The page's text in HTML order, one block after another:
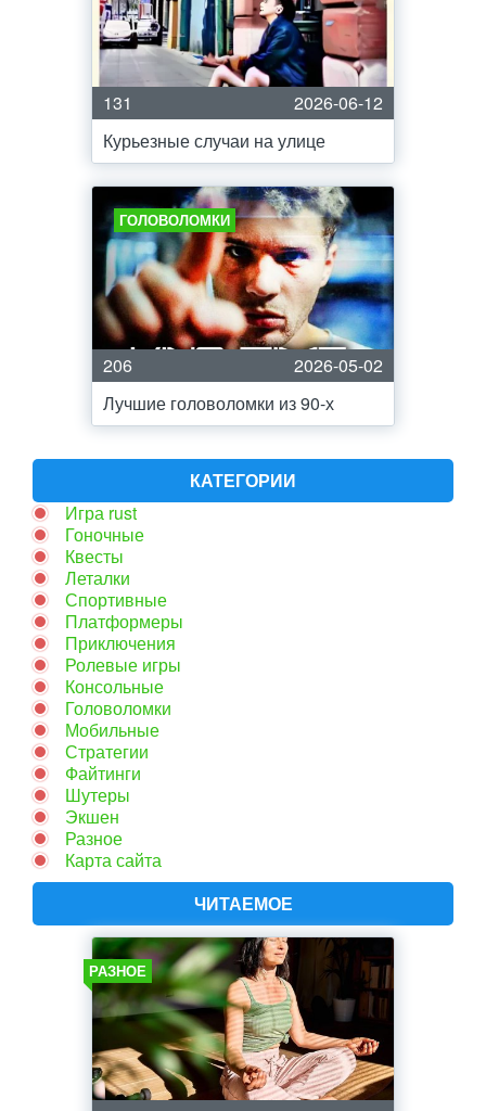
131
2026-06-12
Курьезные случаи на улице
ГОЛОВОЛОМКИ
206
2026-05-02
Лучшие головоломки из 90-х
КАТЕГОРИИ
Игра rust
Гоночные
Квесты
Леталки
Спортивные
Платформеры
Приключения
Ролевые игры
Консольные
Головоломки
Мобильные
Стратегии
Файтинги
Шутеры
Экшен
Разное
Карта сайта
ЧИТАЕМОЕ
РАЗНОЕ